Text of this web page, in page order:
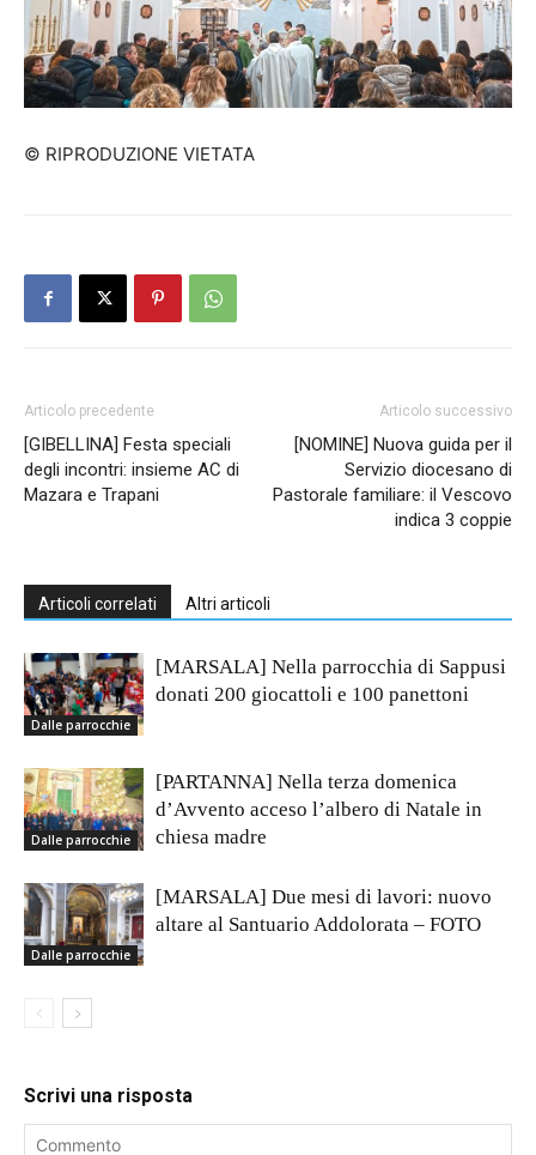
© RIPRODUZIONE VIETATA
Articolo precedente
[GIBELLINA] Festa speciali
degli incontri: insieme AC di
Mazara e Trapani
Articolo successivo
[NOMINE] Nuova guida per il
Servizio diocesano di
Pastorale familiare: il Vescovo
indica 3 coppie
Articoli correlati Altri articoli
Dalle parrocchie
[MARSALA] Nella parrocchia di Sappusi
donati 200 giocattoli e 100 panettoni
Dalle parrocchie
[PARTANNA] Nella terza domenica
d’Avvento acceso l’albero di Natale in
chiesa madre
Dalle parrocchie
[MARSALA] Due mesi di lavori: nuovo
altare al Santuario Addolorata – FOTO
Scrivi una risposta